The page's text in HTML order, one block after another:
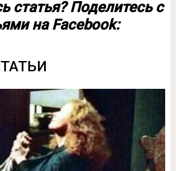
статья? Поделитесь с
на Facebook: